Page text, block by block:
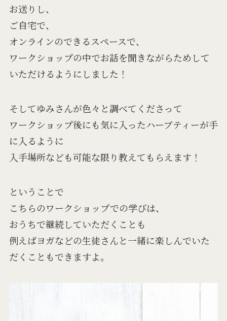
お送りし、
ご自宅で、
オンラインのできるスペースで、
ワークショップの中でお話を聞きながらためして
いただけるようにしました！
そしてゆみさんが色々と調べてくださって
ワークショップ後にも気に入ったハーブティーが手
に入るように
入手場所なども可能な限り教えてもらえます！
ということで
こちらのワークショップでの学びは、
おうちで継続していただくことも
例えばヨガなどの生徒さんと一緒に楽しんでいた
だくこともできますよ。